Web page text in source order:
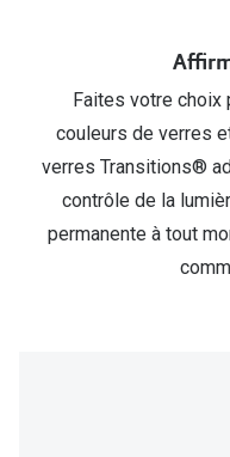
emplacement
actuel
Faites votre choix
couleurs de verres
verres Transitions®
contrôle de la
permanente à tout